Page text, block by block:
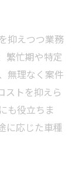
抑えつつ業務
繁忙期や特定
無理なく案件
ストを抑えら
も役立ちま
に応じた車種